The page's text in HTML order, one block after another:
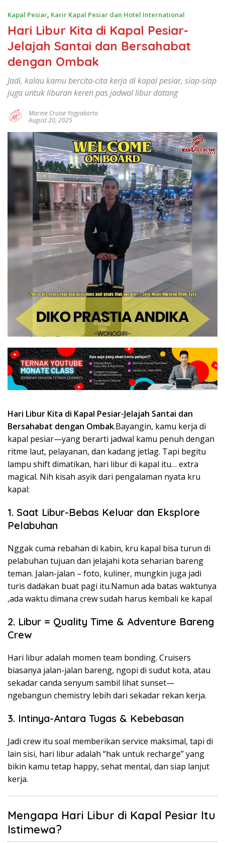
cruise
yogyakarta,marine
Yogya,sekolah
kapal
pesiar,Kerja
kapal
pesiar
kapal
pesiar
Yogyakarta,pelatihan
singkat
kapal
pesiar,sekolah
jaminan
kapal
pesiar,magang
kerja
hotel
luar
negeri,agency
pesiar,
Kapal Pesiar, Karir Kapal Pesiar dan Hotel International
Hari Libur Kita di Kapal Pesiar-
Jelajah Santai dan Bersahabat
dengan Ombak
Jadi, kalau kamu bercita-cita kerja di kapal pesiar, siap-siap
juga untuk liburan keren pas jadwal libur datang
Marine Cruise Yogyakarta
August 20, 2025
Hari Libur Kita di Kapal Pesiar-Jelajah Santai dan
Bersahabat dengan Ombak.Bayangin, kamu kerja di
kapal pesiar—yang berarti jadwal kamu penuh dengan
ritme laut, pelayanan, dan kadang jetlag. Tapi begitu
lampu shift dimatikan, hari libur di kapal itu… extra
magical. Nih kisah asyik dari pengalaman nyata kru
kapal:
1. Saat Libur-Bebas Keluar dan Eksplore
Pelabuhan
Nggak cuma rebahan di kabin, kru kapal bisa turun di
pelabuhan tujuan dan jelajahi kota seharian bareng
teman. Jalan-jalan – foto, kuliner, mungkin juga jadi
turis dadakan buat pagi itu.Namun ada batas waktunya
,ada waktu dimana crew sudah harus kembali ke kapal
2. Libur = Quality Time & Adventure Bareng
Crew
Hari libur adalah momen team bonding. Cruisers
biasanya jalan-jalan bareng, ngopi di sudut kota, atau
sekadar canda senyum sambil lihat sunset—
ngebangun chemistry lebih dari sekadar rekan kerja.
3. Intinya-Antara Tugas & Kebebasan
Jadi crew itu soal memberikan service maksimal, tapi di
lain sisi, hari libur adalah “hak untuk recharge” yang
bikin kamu tetap happy, sehat mental, dan siap lanjut
kerja.
Mengapa Hari Libur di Kapal Pesiar Itu
Istimewa?